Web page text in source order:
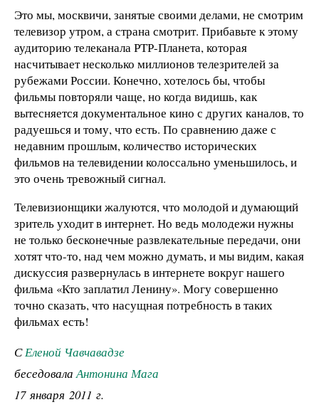
Это мы, москвичи, занятые своими делами, не смотрим
телевизор утром, а страна смотрит. Прибавьте к этому
аудиторию телеканала РТР-Планета, которая
насчитывает несколько миллионов телезрителей за
рубежами России. Конечно, хотелось бы, чтобы
фильмы повторяли чаще, но когда видишь, как
вытесняется документальное кино с других каналов, то
радуешься и тому, что есть. По сравнению даже с
недавним прошлым, количество исторических
фильмов на телевидении колоссально уменьшилось, и
это очень тревожный сигнал.
Телевизионщики жалуются, что молодой и думающий
зритель уходит в интернет. Но ведь молодежи нужны
не только бесконечные развлекательные передачи, они
хотят что-то, над чем можно думать, и мы видим, какая
дискуссия развернулась в интернете вокруг нашего
фильма «Кто заплатил Ленину». Могу совершенно
точно сказать, что насущная потребность в таких
фильмах есть!
СЕленой Чавчавадзе
беседовалаАнтонина Мага
17 января 2011 г.